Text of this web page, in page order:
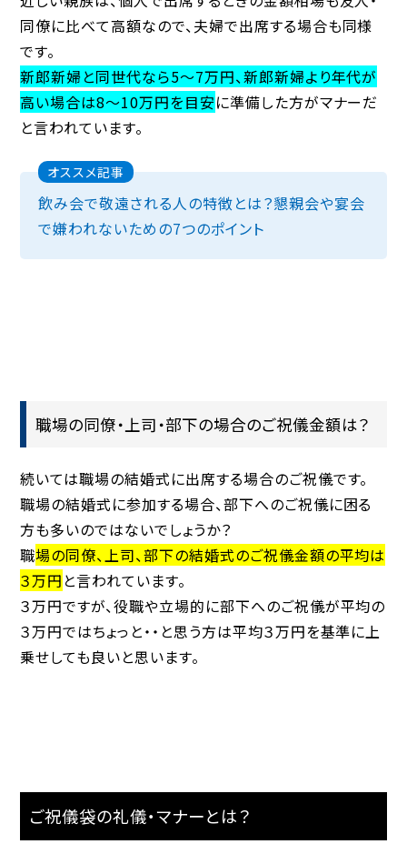
同僚に比べて高額なので、夫婦で出席する場合も同様
です。
新郎新婦と同世代なら5～7万円、新郎新婦より年代が
高い場合は8～10万円を目安に準備した方がマナーだ
と言われています。
オススメ記事
飲み会で敬遠される人の特徴とは？懇親会や宴会
で嫌われないための7つのポイント
職場の同僚・上司・部下の場合のご祝儀金額は？
続いては職場の結婚式に出席する場合のご祝儀です。
職場の結婚式に参加する場合、部下へのご祝儀に困る
方も多いのではないでしょうか？
職場の同僚、上司、部下の結婚式のご祝儀金額の平均は
３万円 と言われています。
３万円ですが、役職や立場的に部下へのご祝儀が平均の
３万円ではちょっと・・と思う方は平均３万円を基準に上
乗せしても良いと思います。
ご祝儀袋の礼儀・マナーとは？